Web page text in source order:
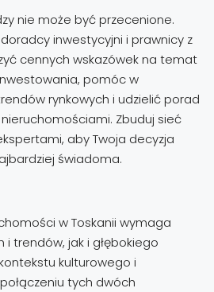
nie może być przecenione.
inwestycyjni i prawnicy z
cennych wskazówek na temat
pomóc w
rynkowych i udzielić porad
Zbuduj sieć
aby Twoja decyzja
świadoma.
w Toskanii wymaga
i trendów, jak i głębokiego
kulturowego i
tych dwóch